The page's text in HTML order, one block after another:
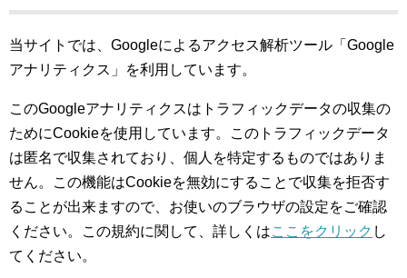
当サイトでは、Googleによるアクセス解析ツール「Google
アナリティクス」を利用しています。
このGoogleアナリティクスはトラフィックデータの収集の
ためにCookieを使用しています。このトラフィックデータ
は匿名で収集されており、個人を特定するものではありま
せん。この機能はCookieを無効にすることで収集を拒否す
ることが出来ますので、お使いのブラウザの設定をご確認
ください。この規約に関して、詳しくはここをクリック し
てください。